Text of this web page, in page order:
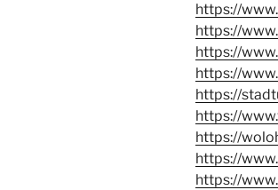
https://
https://
https://
https://
https://
https://
https://
https://
https://